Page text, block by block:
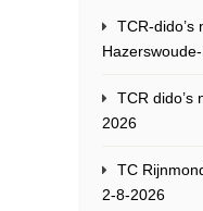
TCR-dido’s
TCR dido’s
2026
TC
2-8-2026